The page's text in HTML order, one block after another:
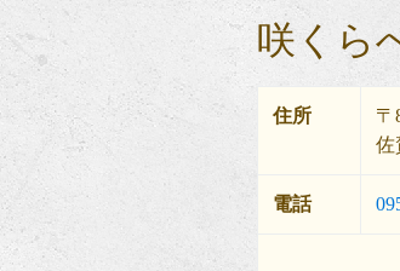
咲くら
住所
〒
佐
電話